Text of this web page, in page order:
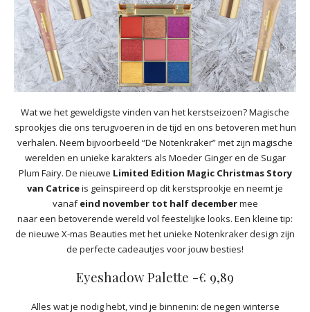
Wat we het geweldigste vinden van het kerstseizoen? Magische
sprookjes die ons terugvoeren in de tijd en ons betoveren met hun
verhalen. Neem bijvoorbeeld “De Notenkraker” met zijn magische
werelden en unieke karakters als Moeder Ginger en de Sugar
Plum Fairy. De nieuwe Limited Edition Magic Christmas Story
van Catriceis geïnspireerd op dit kerstsprookje en neemt je
vanafeind november tot half decembermee
naar een betoverende wereld vol feestelijke looks. Een kleine tip:
de nieuwe X-mas Beauties met het unieke Notenkraker design zijn
de perfecte cadeautjes voor jouw besties!
Eyeshadow Palette -€ 9,89
Alles wat je nodig hebt, vind je binnenin: de negen winterse